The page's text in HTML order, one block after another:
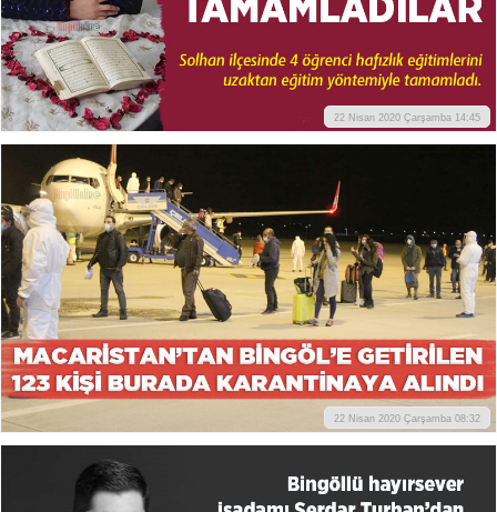
22 Nisan 2020 Çarşamba 14:45
22 Nisan 2020 Çarşamba 08:32